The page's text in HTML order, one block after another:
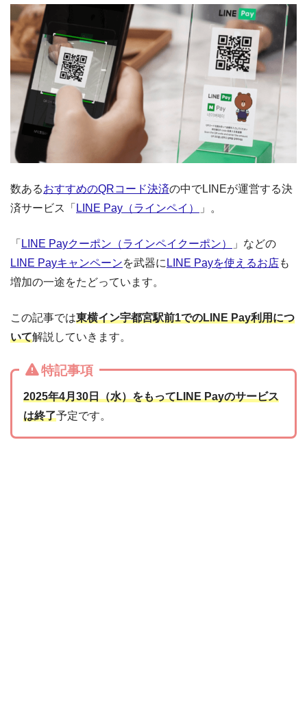
数あるおすすめのQRコード決済の中でLINEが運営する決
済サービス「 LINE Pay（ラインペイ） 」。
「 LINE Payクーポン（ラインペイクーポン）
」などの
LINE Payキャンペーンを武器に LINE Payを使えるお店も
増加の一途をたどっています。
この記事では東横イン宇都宮駅前1でのLINE Pay利用につ
いて解説していきます。
特記事項
2025年4月30日（水）をもってLINE Payのサービス
は終了予定です。